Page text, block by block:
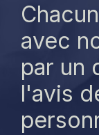
avec
par un
l'avis